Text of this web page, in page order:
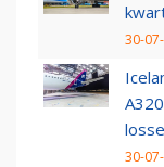
30-
30-